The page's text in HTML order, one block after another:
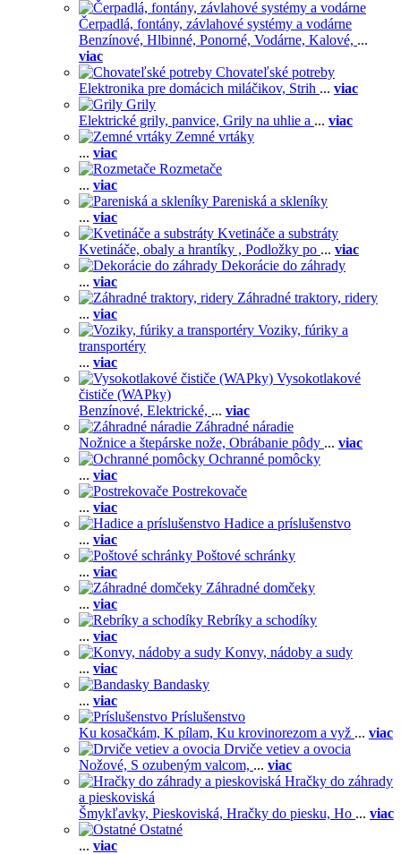
Čerpadlá, fontány, závlahové systémy a vodárne
Benzínové, Hlbinné, Ponorné, Vodárne, Kalové, ...
viac
Chovateľské potreby
Elektronika pre domácich miláčikov, Strih ... viac
Grily
Elektrické grily, panvice, Grily na uhlie a ... viac
Zemné vrtáky
... viac
Rozmetače
... viac
Pareniská a skleníky
... viac
Kvetináče a substráty
Kvetináče, obaly a hrantíky , Podložky po ... viac
Dekorácie do záhrady
... viac
Záhradné traktory, ridery
... viac
Voziky, fúriky a
transportéry
... viac
Vysokotlakové
čističe (WAPky)
Benzínové, Elektrické, ... viac
Záhradné náradie
Nožnice a štepárske nože, Obrábanie pôdy ... viac
Ochranné pomôcky
... viac
Postrekovače
... viac
Hadice a príslušenstvo
... viac
Poštové schránky
... viac
Záhradné domčeky
... viac
Rebríky a schodíky
... viac
Konvy, nádoby a sudy
... viac
Bandasky
... viac
Príslušenstvo
Ku kosačkám, K pílam, Ku krovinorezom a vyž ... viac
Drviče vetiev a ovocia
Nožové, S ozubeným valcom, ... viac
Hračky do záhrady
a pieskoviská
Šmykľavky, Pieskoviská, Hračky do piesku, Ho ... viac
Ostatné
... viac